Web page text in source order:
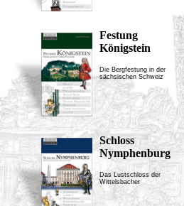
Festung
Königstein
Die Bergfestung in der
sächsischen Schweiz
Schloss
Nymphenburg
Das Lustschloss der
Wittelsbacher